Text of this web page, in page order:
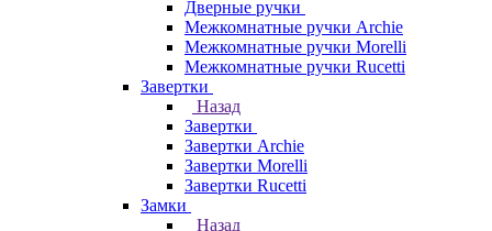
Дверные ручки
Межкомнатные ручки Archie
Межкомнатные ручки Morelli
Межкомнатные ручки Rucetti
Завертки
Назад
Завертки
Завертки Archie
Завертки Morelli
Завертки Rucetti
Замки
Назад